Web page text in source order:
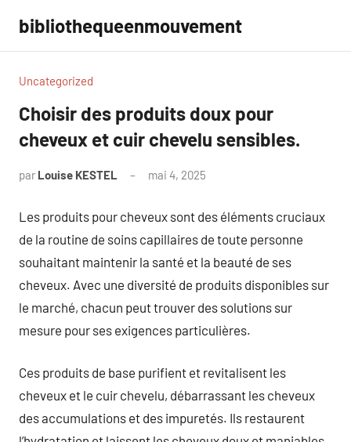
contenu
bibliothequeenmouvement
Uncategorized
Choisir des produits doux pour
cheveux et cuir chevelu sensibles.
par Louise KESTEL mai 4, 2025
Les produits pour cheveux sont des éléments cruciaux
de la routine de soins capillaires de toute personne
souhaitant maintenir la santé et la beauté de ses
cheveux. Avec une diversité de produits disponibles sur
le marché, chacun peut trouver des solutions sur
mesure pour ses exigences particulières.
Ces produits de base purifient et revitalisent les
cheveux et le cuir chevelu, débarrassant les cheveux
des accumulations et des impuretés. Ils restaurent